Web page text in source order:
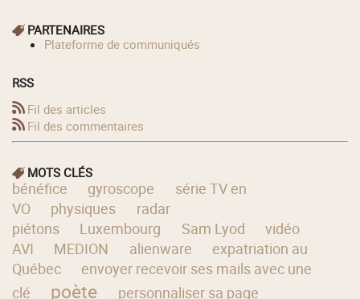
PARTENAIRES
Plateforme de communiqués
RSS
Fil des articles
Fil des commentaires
MOTS CLÉS
bénéfice gyroscope
série TV en
VO
physiques
radar
piétons
Luxembourg Sam Lyod
vidéo
AVI
MEDION alienware
expatriation au
Québec
envoyer recevoir ses mails avec une
clé
poète
personnaliser sa page